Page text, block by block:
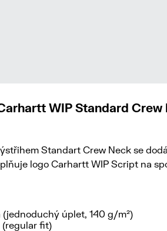
WIP Standard Crew
Standart Crew Neck se
logo Carhartt WIP Script na
(jednoduchý úplet, 140 g/m²)
(regular fit)